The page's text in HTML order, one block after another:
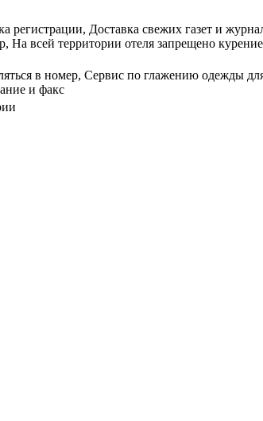
Доставка свежих газет и
всей территории отеля запрещено
в номер, Сервис по глажению одежды
и факс